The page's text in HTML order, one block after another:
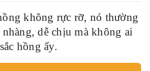
không rực rỡ, nó thường
dễ chịu mà không ai
hồng ấy.